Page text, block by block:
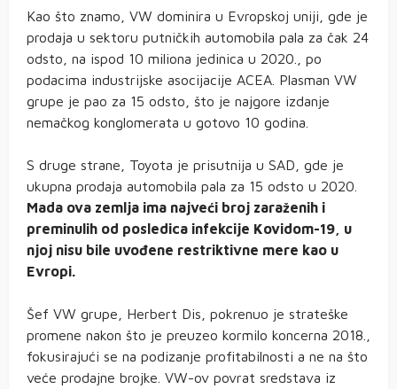
Kao što znamo, VW dominira u Evropskoj uniji, gde je
prodaja u sektoru putničkih automobila pala za čak 24
odsto, na ispod 10 miliona jedinica u 2020., po
podacima industrijske asocijacije ACEA. Plasman VW
grupe je pao za 15 odsto, što je najgore izdanje
nemačkog konglomerata u gotovo 10 godina.
S druge strane, Toyota je prisutnija u SAD, gde je
ukupna prodaja automobila pala za 15 odsto u 2020.
Mada ova zemlja ima najveći broj zaraženih i
preminulih od posledica infekcije Kovidom-19, u
njoj nisu bile uvođene restriktivne mere kao u
Evropi.
Šef VW grupe, Herbert Dis, pokrenuo je strateške
promene nakon što je preuzeo kormilo koncerna 2018.,
fokusirajući se na podizanje profitabilnosti a ne na što
veće prodajne brojke. VW-ov povrat sredstava iz